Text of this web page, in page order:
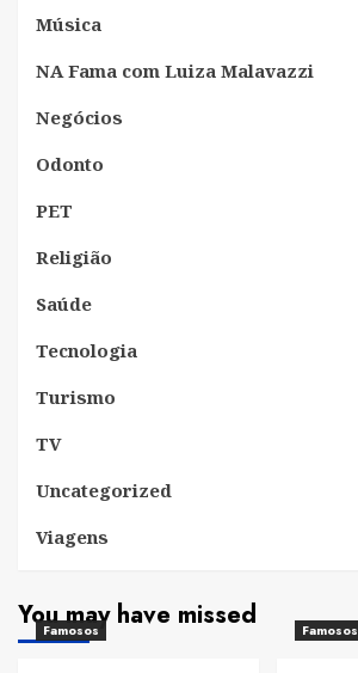
Música
NA Fama com Luiza Malavazzi
Negócios
Odonto
PET
Religião
Saúde
Tecnologia
Turismo
TV
Uncategorized
Viagens
You may have missed
Famosos Famosos